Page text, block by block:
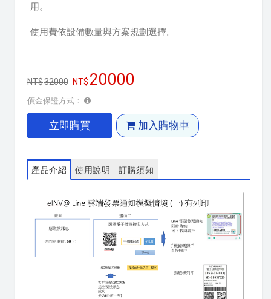
用。
使用費依設備數量與方案規劃選擇。
32000 20000
價金保證方式：
立即購買 加入購物車
產品介紹 使用說明 訂購須知